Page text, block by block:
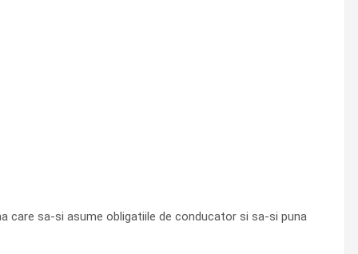
care sa-si asume obligatiile de conducator si sa-si puna